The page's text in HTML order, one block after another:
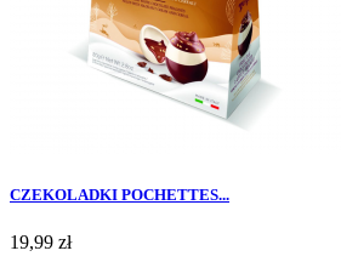
CZEKOLADKI POCHETTES...
19,99 zł